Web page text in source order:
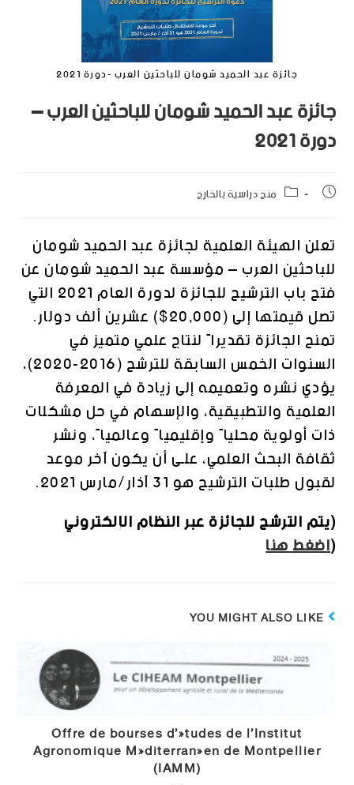
جائزة عبد الحميد شومان للباحثين العرب -دورة 2021
جائزة عبد الحميد شومان للباحثين العرب –
دورة 2021
منح دراسية بالخارج
تعلن الهيئة العلمية لجائزة عبد الحميد شومان
للباحثين العرب – مؤسسة عبد الحميد شومان عن
فتح باب الترشيح للجائزة لدورة العام 2021 التي
تصل قيمتها إلى (20,000$) عشرين ألف دولار.
تمنح الجائزة تقديراً لنتاج علمي متميز في
السنوات الخمس السابقة للترشح (2016-2020)،
يؤدي نشره وتعميمه إلى زيادة في المعرفة
العلمية والتطبيقية، والإسهام في حل مشكلات
ذات أولوية محلياً وإقليمياً وعالمياً، ونشر
ثقافة البحث العلمي، علـى أن يكون آخر موعد
لقبول طلبات الترشيح هو 31 آذار/مارس 2021.
(يتم الترشح للجائزة عبر النظام الإلكتروني
(اضغط هنا
YOU MIGHT ALSO LIKE
Offre de bourses d’études de l’Institut
Agronomique Méditerranéen de Montpellier
(IAMM)